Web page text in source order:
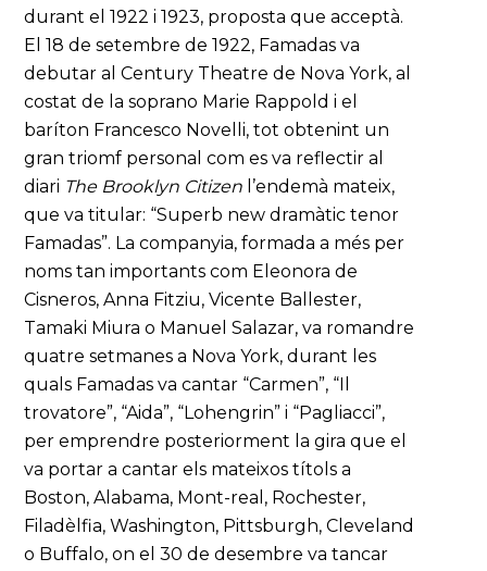
durant el 1922 i 1923, proposta que acceptà.
El 18 de setembre de 1922, Famadas va
debutar al Century Theatre de Nova York, al
costat de la soprano Marie Rappold i el
baríton Francesco Novelli, tot obtenint un
gran triomf personal com es va reflectir al
diari The Brooklyn Citizen l’endemà mateix,
que va titular: “Superb new dramàtic tenor
Famadas”. La companyia, formada a més per
noms tan importants com Eleonora de
Cisneros, Anna Fitziu, Vicente Ballester,
Tamaki Miura o Manuel Salazar, va romandre
quatre setmanes a Nova York, durant les
quals Famadas va cantar “Carmen”, “Il
trovatore”, “Aida”, “Lohengrin” i “Pagliacci”,
per emprendre posteriorment la gira que el
va portar a cantar els mateixos títols a
Boston, Alabama, Mont-real, Rochester,
Filadèlfia, Washington, Pittsburgh, Cleveland
o Buffalo, on el 30 de desembre va tancar